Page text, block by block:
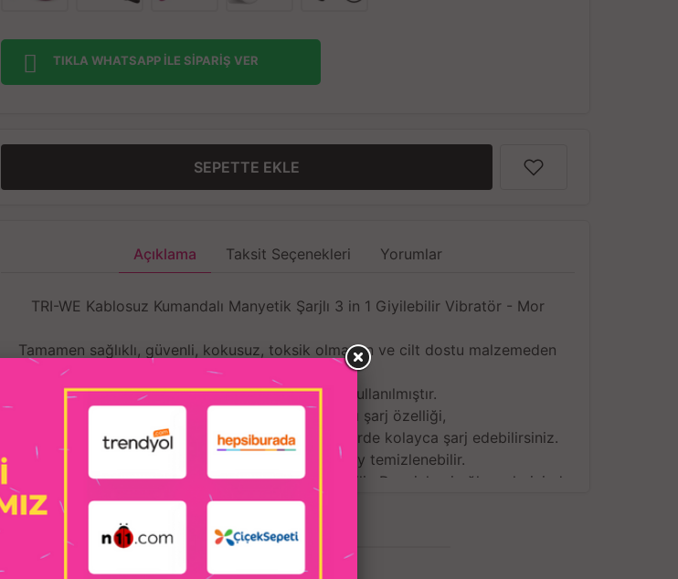
TIKLA WHATSAPP İLE SİPARİŞ VER
SEPETTE EKLE
Açıklama Taksit Seçenekleri Yorumlar
TRI-WE Kablosuz Kumandalı Manyetik Şarjlı 3 in 1 Giyilebilir Vibratör - Mor
Tamamen sağlıklı, güvenli, kokusuz, toksik olmayan ve cilt dostu malzemeden
Yüksek kaliteli medikal silikon kullanılmıştır.
Usb manyetik şarjlı, kolay ve hızlı şarj özelliği,
Çeşitli şarj modlarına uygundur, istediğiniz her yerde kolayca şarj edebilirsiniz.
IPX7 %100 su geçirmez özellik, kolay temizlenebilir.
Çeşitli su eğlencelerinde endişe etmeden kullanılabilir. Duş, jakuzi eğlencelerinizde
fantazilerinizi yaşayın!
Yumuşak yapıda, ipeksi ve pürüzsüz yüzeylidir,
3 in 1 özellikte; anal, vajinal ve klitoral uyarım sağlar,
Ultra güçlü 3 titreşim motoru ile orgazmı doruklarda yaşamaya hazır olun!
İLGILI ÜRÜNLER